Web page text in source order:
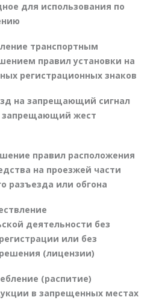
для использования по
транспортным
правил установки на
регистрационных знаков
на запрещающий сигнал
запрещающий жест
правил расположения
на проезжей части
разъезда или обгона
деятельности без
или без
(лицензии)
(распитие)
в запрещенных местах